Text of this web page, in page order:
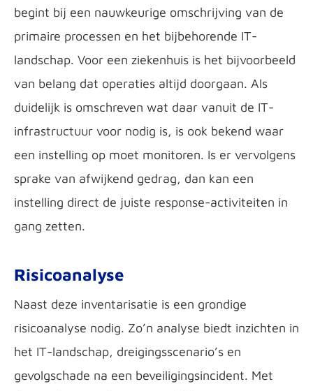
begint bij een nauwkeurige omschrijving van de
primaire processen en het bijbehorende IT-
landschap. Voor een ziekenhuis is het bijvoorbeeld
van belang dat operaties altijd doorgaan. Als
duidelijk is omschreven wat daar vanuit de IT-
infrastructuur voor nodig is, is ook bekend waar
een instelling op moet monitoren. Is er vervolgens
sprake van afwijkend gedrag, dan kan een
instelling direct de juiste response-activiteiten in
gang zetten.
Risicoanalyse
Naast deze inventarisatie is een grondige
risicoanalyse nodig. Zo’n analyse biedt inzichten in
het IT-landschap, dreigingsscenario’s en
gevolgschade na een beveiligingsincident. Met